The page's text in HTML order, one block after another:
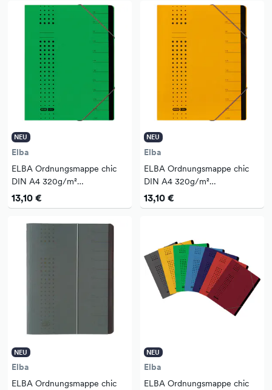
NEU
Elba
ELBA Ordnungsmappe chic
DIN A4 320g/m²
Intensivkarton, recycelt Farbe:
grün 7 Fächer
13,10 €
NEU
Elba
ELBA Ordnungsmappe chic
DIN A4 320g/m²
Intensivkarton, recycelt Farbe:
gelb 12 Fächer
13,10 €
NEU
Elba
ELBA Ordnungsmappe chic
NEU
Elba
ELBA Ordnungsmappe chic